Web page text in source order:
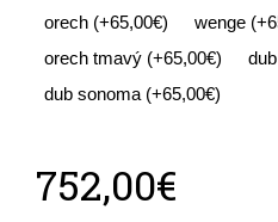
orech (+65,00€)
wenge
orech tmavý (+65,00€)
dub sonoma (+65,00€)
752,00€